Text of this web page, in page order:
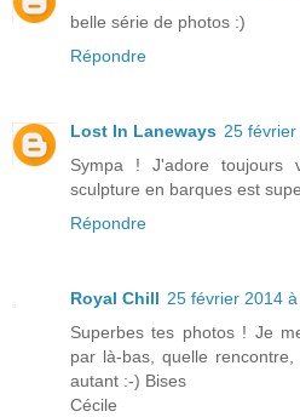
belle série de photos :)
Répondre
Lost In Laneways 25
Sympa ! J'adore
sculpture en barques est
Répondre
Royal Chill 25 février 2014
Superbes tes photos ! Je
par là-bas, quelle
autant :-) Bises
Cécile